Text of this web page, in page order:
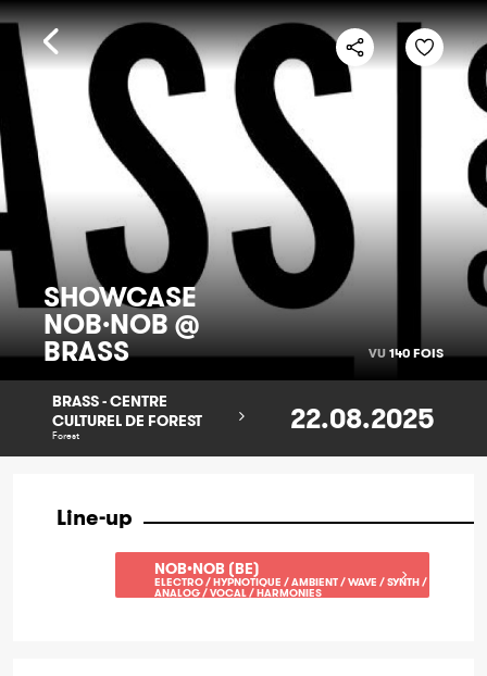
SHOWCASE
NOB·NOB @
BRASS VU 140 FOIS
BRASS - CENTRE
CULTUREL DE FOREST
Forest 22.08.2025
Line-up
NOB•NOB (BE)
ELECTRO / HYPNOTIQUE / AMBIENT / WAVE / SYNTH /
ANALOG / VOCAL / HARMONIES